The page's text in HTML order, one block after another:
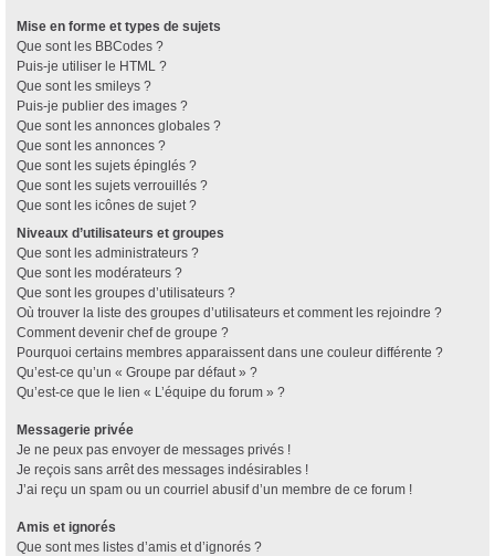
Mise en forme et types de sujets
Que sont les BBCodes ?
Puis-je utiliser le HTML ?
Que sont les smileys ?
Puis-je publier des images ?
Que sont les annonces globales ?
Que sont les annonces ?
Que sont les sujets épinglés ?
Que sont les sujets verrouillés ?
Que sont les icônes de sujet ?
Niveaux d’utilisateurs et groupes
Que sont les administrateurs ?
Que sont les modérateurs ?
Que sont les groupes d’utilisateurs ?
Où trouver la liste des groupes d’utilisateurs et comment les rejoindre ?
Comment devenir chef de groupe ?
Pourquoi certains membres apparaissent dans une couleur différente ?
Qu’est-ce qu’un « Groupe par défaut » ?
Qu’est-ce que le lien « L’équipe du forum » ?
Messagerie privée
Je ne peux pas envoyer de messages privés !
Je reçois sans arrêt des messages indésirables !
J’ai reçu un spam ou un courriel abusif d’un membre de ce forum !
Amis et ignorés
Que sont mes listes d’amis et d’ignorés ?